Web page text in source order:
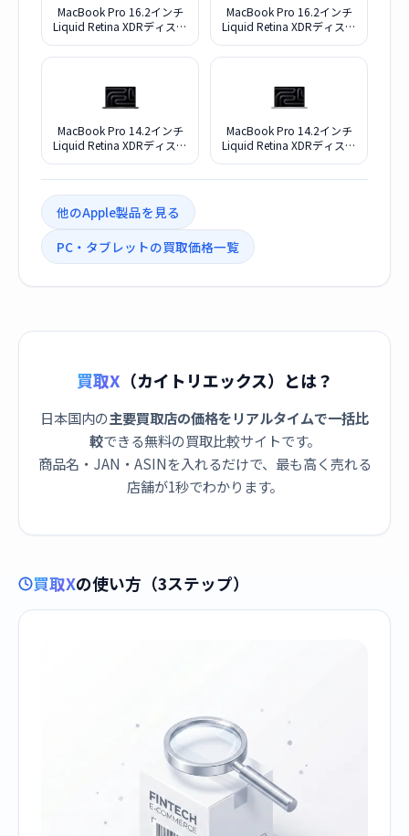
MacBook Pro 16.2インチ
Liquid Retina XDRディスプ
36GB・SSD2TB搭載モデル
ック]
MacBook Pro 16.2インチ
Liquid Retina XDRディスプ
36GB・SSD2TB搭載モデル
MacBook Pro 14.2インチ
Liquid Retina XDRディスプ
ック]
MacBook Pro 14.2インチ
Liquid Retina XDRディスプ
他のApple製品を見る
PC・タブレットの買取価格一覧
買取X （カイトリエックス）とは？
日本国内の主要買取店の価格をリアルタイムで一括比
較できる無料の買取比較サイトです。
商品名・JAN・ASINを入れるだけで、最も高く売れる
店舗が1秒でわかります。
買取Xの使い方（3ステップ）